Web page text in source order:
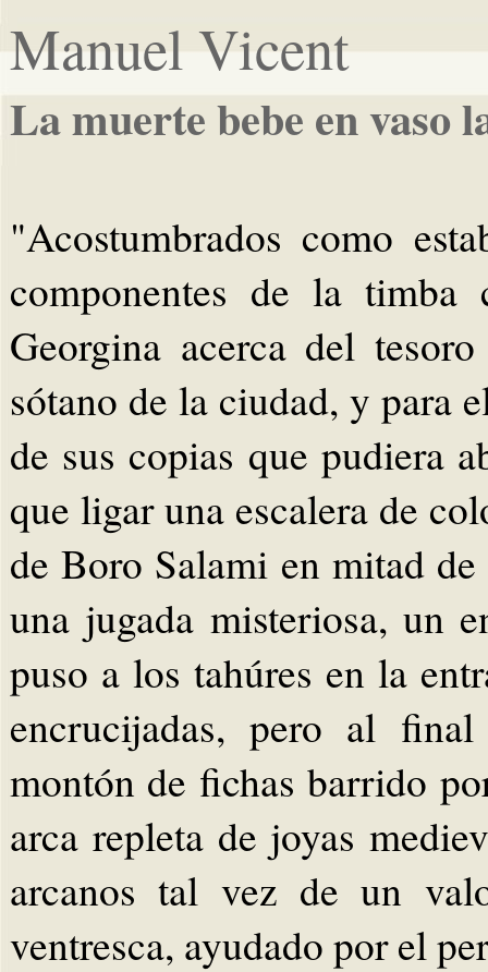
Manuel Vicent
La muerte bebe en vaso
"Acostumbrados como
componentes de la
Georgina acerca del
sótano de la ciudad, y para
de sus copias que pudiera
que ligar una escalera de
de Boro Salami en mitad
una jugada misteriosa, un
puso a los tahúres en la
encrucijadas, pero al
montón de fichas barrido
arca repleta de joyas
arcanos tal vez de un
ventresca, ayudado por el